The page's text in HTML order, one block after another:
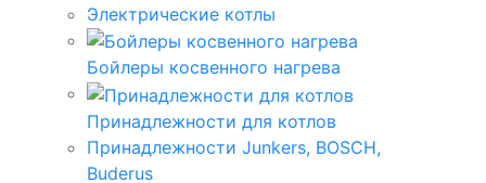
Электрические котлы
Бойлеры косвенного нагрева
Принадлежности для котлов
Принадлежности Junkers, BOSCH,
Buderus